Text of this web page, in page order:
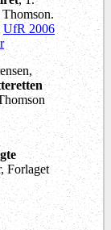
UfR 2006
Forlaget